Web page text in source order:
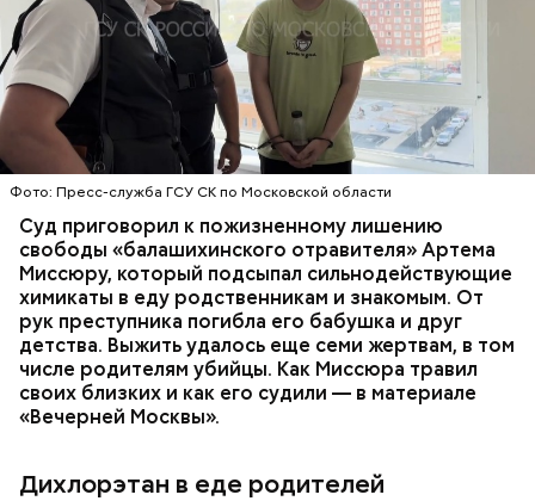
Фото: Пресс-служба ГСУ СК по Московской области
Суд приговорил к пожизненному лишению
свободы «балашихинского отравителя» Артема
Миссюру, который подсыпал сильнодействующие
химикаты в еду родственникам и знакомым. От
рук преступника погибла его бабушка и друг
детства. Выжить удалось еще семи жертвам, в том
числе родителям убийцы. Как Миссюра травил
своих близких и как его судили — в материале
«Вечерней Москвы».
Дихлорэтан в еде родителей
обратились в местную больницу с жалобами на
плохое самочувствие. Врачи не смогли поставить
им точный диагноз, после чего анализы
потерпевших направили на экспертизу. В них
специалисты обнаружили сильнодействующий
химикат дихлорэтан, который не мог попасть в
организм супругов случайно. То же самое вещество
нашли в еде, изъятой из квартиры пострадавших.
Видео: пресс-служба ГСУ СК по Московской области
ОТРАВЛЕНИЯ БАЛАШИХА
РОДИТЕЛИ
СЛЕДСТВЕННЫЙ КОМИТЕТ
ЭКСПЕРТИЗЫ